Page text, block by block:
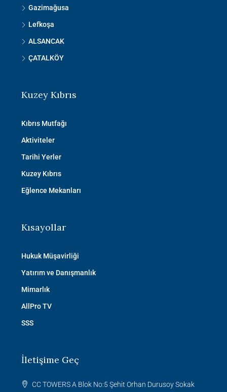
Gazimağusa
Lefkoşa
ALSANCAK
ÇATALKÖY
Kuzey Kıbrıs
Kıbrıs Mutfağı
Aktiviteler
Tarihi Yerler
Kuzey Kıbrıs
Eğlence Mekanları
Kısayollar
Hukuk Müşavirliği
Yatırım ve Danışmanlık
Mimarlık
AllPro TV
SSS
İletişime Geç
CC TOWERS A Blok No:5 Şehit Orhan Durusoy Sokak